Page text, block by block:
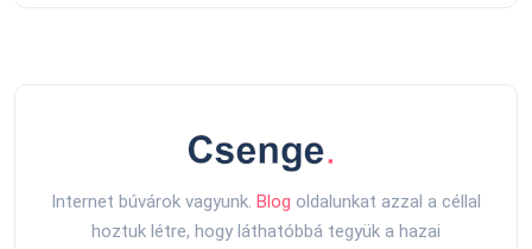
Internet búvárok vagyunk. Blog oldalunkat azzal a céllal
hoztuk létre, hogy láthatóbbá tegyük a hazai